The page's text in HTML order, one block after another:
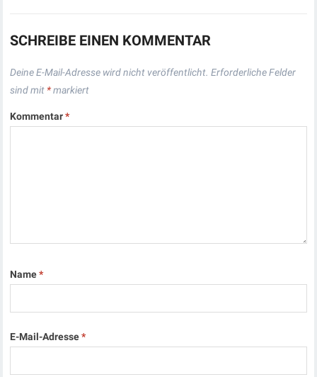
SCHREIBE EINEN KOMMENTAR
Deine E-Mail-Adresse wird nicht veröffentlicht. Erforderliche Felder
sind mit *markiert
Kommentar*
Name*
E-Mail-Adresse*